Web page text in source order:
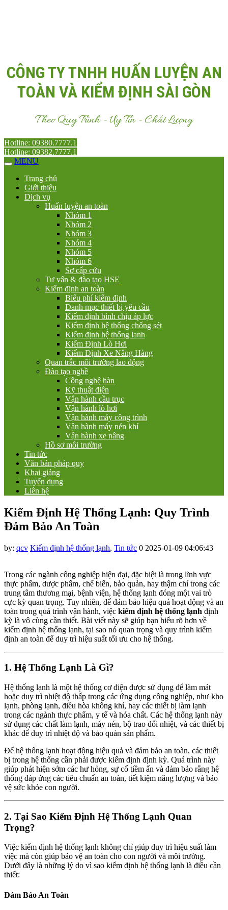
CÔNG TY TNHH HUẤN LUYỆN AN
TOÀN VÀ KIỂM ĐỊNH SÀI GÒN
Theo Quy Trình - Uy Tín - Chất Lượng
Hotline: 09380.7777.1
Hotline: 09382.7777.1
MENU
Trang chủ
Giới thiệu
Dịch vụ
Huấn luyện an toàn
Nhóm 1
Nhóm 2
Nhóm 3
Nhóm 4
Nhóm 5
Nhóm 6
Sơ cấp cứu
Tư vấn & đào tạo HSE
Kiểm định an toàn
Biểu phí kiểm định
Danh mục thiết bị yêu cầu
Kiểm định bình chịu áp lực
Kiểm định hệ thống chống sét
Kiểm định hệ thống lạnh
Kiểm Định Lò Hơi
Kiểm Định Xe Nâng Hàng
Quan trắc môi trường lao động
Đào tạo nghề
Công nghệ hàn
Kỹ thuật điện
Vận hành cầu trục
Vận hành lò hơi
Vận hành máy công trình
Vận hành máy nén khí
Vận hành xe nâng
Hồ sơ môi trường
Tin tức
Văn bản pháp quy
Khai giảng
Tuyển dụng
Liên hệ
Kiểm Định Hệ Thống Lạnh: Quy Trình
Đảm Bảo An Toàn
by: qcv Kiểm định hệ thống lạnh, Tin tức 0 2025-01-09 04:06:43
Trong các ngành công nghiệp hiện đại, đặc biệt là trong lĩnh vực
thực phẩm, dược phẩm, chế biến, bảo quản, hay thậm chí trong các
trung tâm thương mại, bệnh viện, hệ thống lạnh đóng một vai trò
cực kỳ quan trọng. Tuy nhiên, để đảm bảo hiệu quả hoạt động và an
toàn trong quá trình vận hành, việc kiểm định hệ thống lạnh định
kỳ là vô cùng cần thiết. Bài viết này sẽ giúp bạn hiểu rõ hơn về
kiểm định hệ thống lạnh, tại sao nó quan trọng và quy trình kiểm
định an toàn để duy trì hiệu suất tối ưu cho hệ thống.
1. Hệ Thống Lạnh Là Gì?
Hệ thống lạnh là một hệ thống cơ điện được sử dụng để làm mát
hoặc duy trì nhiệt độ thấp trong các ứng dụng công nghiệp, như kho
lạnh, phòng lạnh, điều hòa không khí, hay các thiết bị làm lạnh
trong các ngành thực phẩm, y tế và hóa chất. Các hệ thống lạnh này
sử dụng các chất làm lạnh, máy nén, bộ trao đổi nhiệt, và các thiết bị
khác để duy trì nhiệt độ và bảo quản sản phẩm.
Để hệ thống lạnh hoạt động hiệu quả và đảm bảo an toàn, các thiết
bị trong hệ thống cần phải được kiểm định định kỳ. Quá trình này
giúp phát hiện sớm các hư hỏng, sự cố tiềm ẩn và đảm bảo rằng hệ
thống đáp ứng các tiêu chuẩn an toàn, tiết kiệm năng lượng và bảo
vệ sức khỏe con người.
2. Tại Sao Kiểm Định Hệ Thống Lạnh Quan
Trọng?
Việc kiểm định hệ thống lạnh không chỉ giúp duy trì hiệu suất làm
việc mà còn giúp bảo vệ an toàn cho con người và môi trường.
Dưới đây là những lý do vì sao kiểm định hệ thống lạnh là điều cần
thiết:
Đảm Bảo An Toàn